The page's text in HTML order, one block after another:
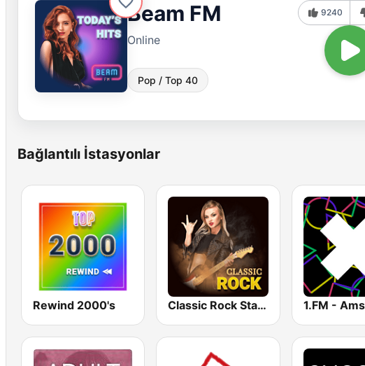
Beam FM
Online
Pop / Top 40
9240
Bağlantılı İstasyonlar
Rewind 2000's Classic Rock Station